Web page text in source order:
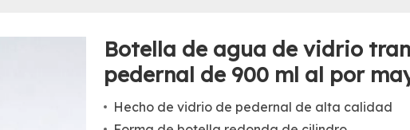
Botella de agua de vidrio
pedernal de 900 ml al por
Hecho de vidrio de pedernal de alta calidad